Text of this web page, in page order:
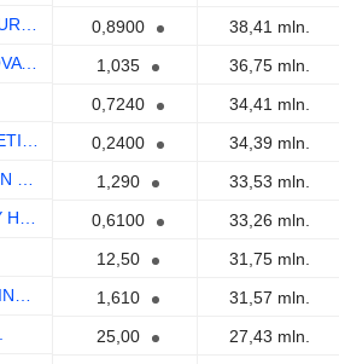
0,8900
38,41 mln.
SAFETECH INNOVATIONS S.A.
1,035
36,75 mln.
0,7240
34,41 mln.
0,2400
34,39 mln.
1,290
33,53 mln.
0,6100
33,26 mln.
12,50
31,75 mln.
1,610
31,57 mln.
25,00
27,43 mln.